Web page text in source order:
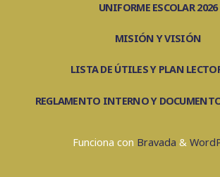
UNIFORME ESCOLAR 2026
MISIÓN Y VISIÓN
LISTA DE ÚTILES Y PLAN
REGLAMENTO INTERNO Y
Funciona con Bravada &